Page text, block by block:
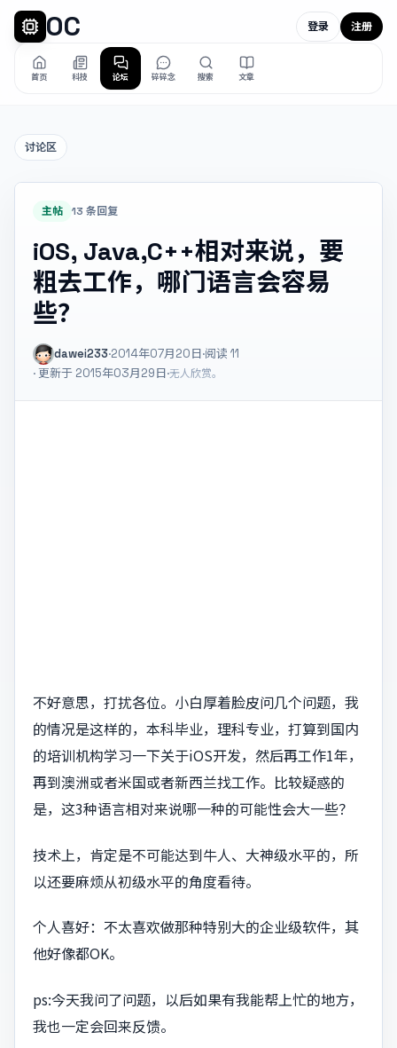
OC
首页 科技 论坛 碎碎念 搜索 文章
登录 注册
讨论区
主帖 13 条回复
iOS, Java,C++相对来说，要
粗去工作，哪门语言会容易
些？
dawei233·2014年07月20日·阅读 11
· 更新于 2015年03月29日·无人欣赏。
不好意思，打扰各位。小白厚着脸皮问几个问题，我
的情况是这样的，本科毕业，理科专业，打算到国内
的培训机构学习一下关于iOS开发，然后再工作1年，
再到澳洲或者米国或者新西兰找工作。比较疑惑的
是，这3种语言相对来说哪一种的可能性会大一些？
技术上，肯定是不可能达到牛人、大神级水平的，所
以还要麻烦从初级水平的角度看待。
个人喜好：不太喜欢做那种特别大的企业级软件，其
他好像都OK。
ps:今天我问了问题，以后如果有我能帮上忙的地方，
我也一定会回来反馈。